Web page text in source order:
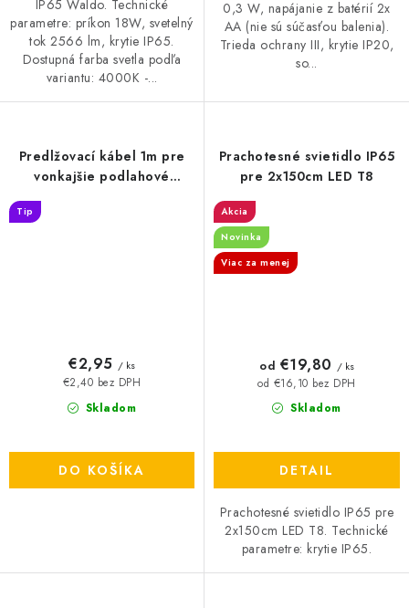
IP65 Waldo. Technické
parametre: príkon 18W, svetelný
tok 2566 lm, krytie IP65.
Dostupná farba svetla podľa
variantu: 4000K -...
0,3 W, napájanie z batérií 2x
AA (nie sú súčasťou balenia).
Trieda ochrany III, krytie IP20,
so...
Predlžovací kábel 1m pre
vonkajšie podlahové
Tip
Skladom
€2,40 bez DPH
€2,95 / ks
DO KOŠÍKA
Prachotesné svietidlo IP65
pre 2x150cm LED T8
Akcia
Novinka
Viac za menej
Skladom
od €16,10 bez DPH
od €19,80 / ks
DETAIL
Prachotesné svietidlo IP65 pre
2x150cm LED T8. Technické
parametre: krytie IP65.